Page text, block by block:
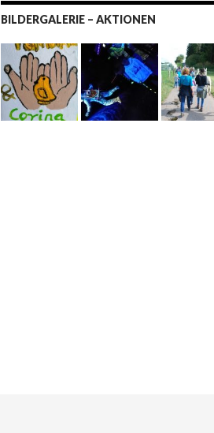
BILDERGALERIE – AKTIONEN